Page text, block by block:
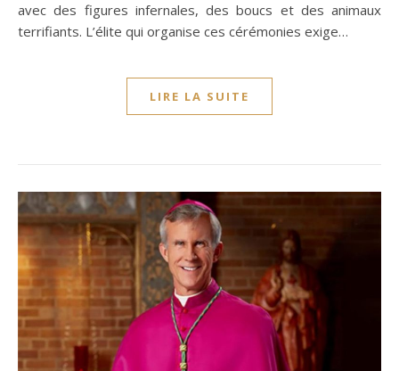
avec des figures infernales, des boucs et des animaux
terrifiants. L’élite qui organise ces cérémonies exige…
LIRE LA SUITE